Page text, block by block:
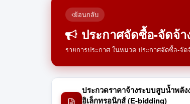
ย้อนกลับ
ประกาศจัดซื้อ-จัดจ้า
รายการประกาศ ในหมวด ประกาศจัดซื้อ-จัด
ประกวดราคาจ้างระบบสูบน้ำพลั
อิเล็กทรอนิกส์ (E-bidding)